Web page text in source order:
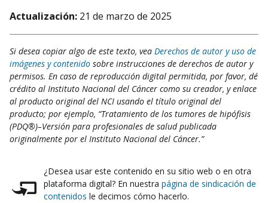
Actualización: 21 de marzo de 2025
Si desea copiar algo de este texto, vea Derechos de autor y uso de
imágenes y contenido sobre instrucciones de derechos de autor y
permisos. En caso de reproducción digital permitida, por favor, dé
crédito al Instituto Nacional del Cáncer como su creador, y enlace
al producto original del NCI usando el título original del
producto; por ejemplo, “Tratamiento de los tumores de hipófisis
(PDQ®)–Versión para profesionales de salud publicada
originalmente por el Instituto Nacional del Cáncer.”
¿Desea usar este contenido en su sitio web o en otra
plataforma digital? En nuestra página de sindicación de
contenidos le decimos cómo hacerlo.